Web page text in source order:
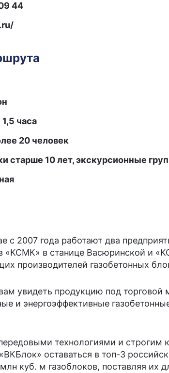
44
1,5 часа
20 человек
старше 10 лет, экскурсионные
с 2007 года работают два
«КСМК» в станице Васюринской и
производителей газобетонных
увидеть продукцию под
и энергоэффективные
технологиями и строгим
оставаться в топ-3
куб. м газоблоков, поставляя их